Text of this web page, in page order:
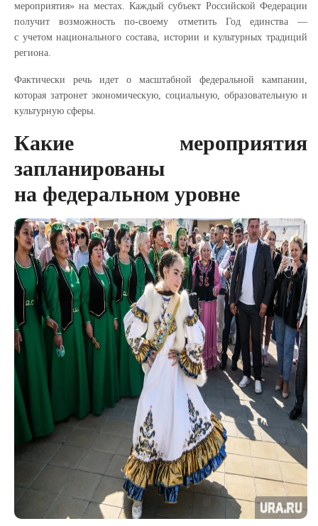
мероприятия» на местах. Каждый субъект Российской Федерации
получит возможность по-своему отметить Год единства —
с учетом национального состава, истории и культурных традиций
региона.
Фактически речь идет о масштабной федеральной кампании,
которая затронет экономическую, социальную, образовательную и
культурную сферы.
Какие мероприятия
запланированы
на федеральном уровне